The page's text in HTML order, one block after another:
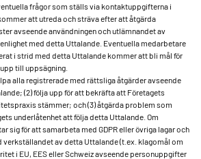
frågor som ställs via kontaktuppgifterna i
att utreda och sträva efter att åtgärda
avseende användningen och utlämnandet av
med detta Uttalande. Eventuella medarbetare
i strid med detta Uttalande kommer att bli mål för
till uppsägning.
alla registrerade med rättsliga åtgärder avseende
(2) följa upp för att bekräfta att Företagets
stämmer; och (3) åtgärda problem som
underlåtenhet att följa detta Uttalande. Om
sig för att samarbeta med GDPR eller övriga lagar och
verkställandet av detta Uttalande (t.ex. klagomål om
i EU, EES eller Schweiz avseende personuppgifter